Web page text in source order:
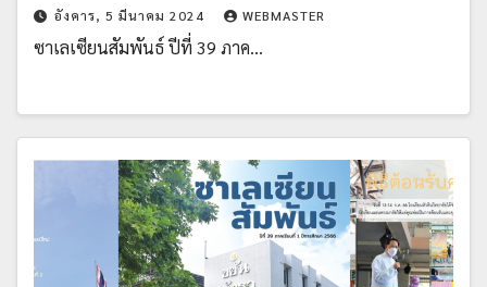
อังคาร, 5 มีนาคม 2024 WEBMASTER
ซาเลเซียนสัมพันธ์ ปีที่ 39 ภาค…